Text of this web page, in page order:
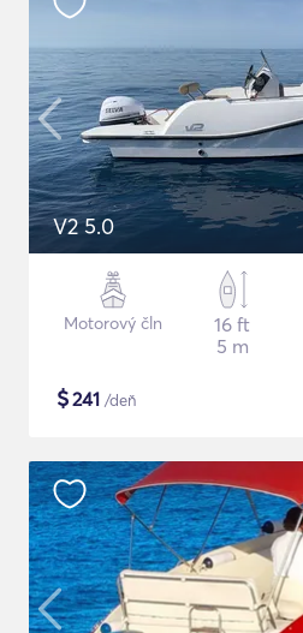
V2 5.0
Motorový čln
16 ft
5 m
$241 /deň